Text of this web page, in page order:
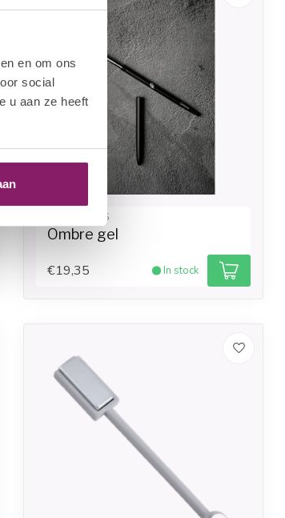
en om ons
social
u aan ze heeft
POLKADOTS
Ombre gel
€19,35 In stock